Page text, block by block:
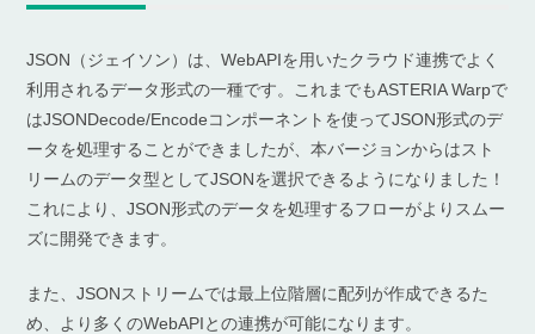
JSON（ジェイソン）は、WebAPIを用いたクラウド連携でよく
利用されるデータ形式の一種です。これまでもASTERIA Warpで
はJSONDecode/Encodeコンポーネントを使ってJSON形式のデ
ータを処理することができましたが、本バージョンからはスト
リームのデータ型としてJSONを選択できるようになりました！
これにより、JSON形式のデータを処理するフローがよりスムー
ズに開発できます。
また、JSONストリームでは最上位階層に配列が作成できるた
め、より多くのWebAPIとの連携が可能になります。